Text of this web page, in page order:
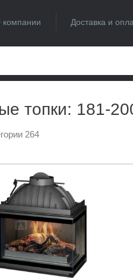
Доставка и
топки: 181-
264